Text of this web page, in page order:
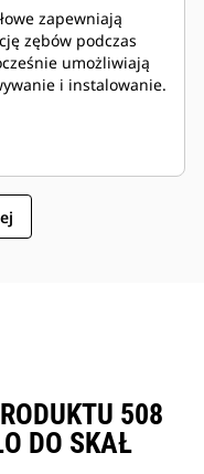
zapewniają
zębów podczas
umożliwiają
i instalowanie.
508
DO SKAŁ